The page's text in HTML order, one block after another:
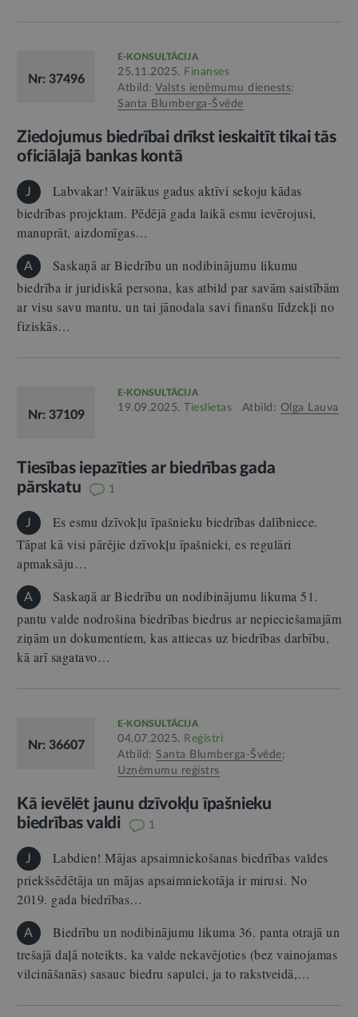
Nr: 37496
E-KONSULTĀCIJA
25.11.2025. Finanses
Atbild: Valsts ieņēmumu dienests;
Santa Blumberga-Švēde
Ziedojumus biedrībai drīkst ieskaitīt tikai tās
oficiālajā bankas kontā
J
Labvakar! Vairākus gadus aktīvi sekoju kādas
biedrības projektam. Pēdējā gada laikā esmu ievērojusi,
manuprāt, aizdomīgas…
A
Saskaņā ar Biedrību un nodibinājumu likumu
biedrība ir juridiskā persona, kas atbild par savām saistībām
ar visu savu mantu, un tai jānodala savi finanšu līdzekļi no
fiziskās…
Nr: 37109
E-KONSULTĀCIJA
19.09.2025. Tieslietas Atbild: Olga Lauva
Tiesības iepazīties ar biedrības gada
pārskatu
1
J
Es esmu dzīvokļu īpašnieku biedrības dalībniece.
Tāpat kā visi pārējie dzīvokļu īpašnieki, es regulāri
apmaksāju…
A
Saskaņā ar Biedrību un nodibinājumu likuma 51.
pantu valde nodrošina biedrības biedrus ar nepieciešamajām
ziņām un dokumentiem, kas attiecas uz biedrības darbību,
kā arī sagatavo…
Nr: 36607
E-KONSULTĀCIJA
04.07.2025. Reģistri
Atbild: Santa Blumberga-Švēde;
Uzņēmumu reģistrs
Kā ievēlēt jaunu dzīvokļu īpašnieku
biedrības valdi
1
J
Labdien! Mājas apsaimniekošanas biedrības valdes
priekšsēdētāja un mājas apsaimniekotāja ir mirusi. No
2019. gada biedrības…
A
Biedrību un nodibinājumu likuma 36. panta otrajā un
trešajā daļā noteikts, ka valde nekavējoties (bez vainojamas
vilcināšanās) sasauc biedru sapulci, ja to rakstveidā,…